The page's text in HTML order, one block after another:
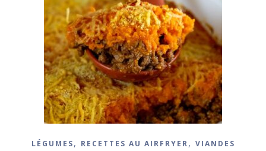
LÉGUMES, RECETTES AU AIRFRYER, VIANDES